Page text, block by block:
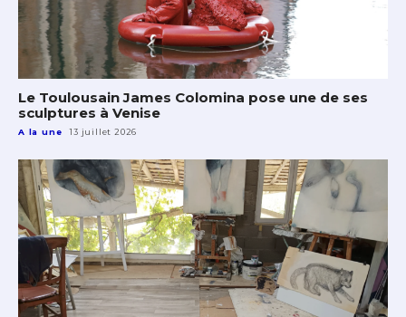
Le Toulousain James Colomina pose une de ses
sculptures à Venise
A la une 13 juillet 2026